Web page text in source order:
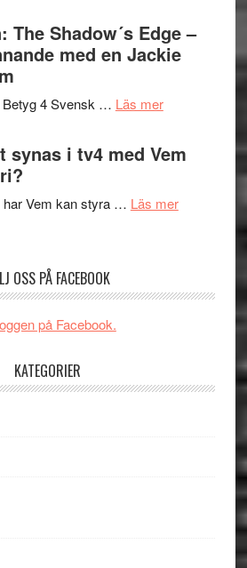
Pöntinen
avslutar
in
till
och
The Shadow´s Edge –
med en Jackie
Betyg 4 Svensk … Läs merom
Shadow
Edge
spännande
synas i tv4 med Vem
har Vem kan styra … Läs merom
kan
OSS PÅ FACEBOOK
på Facebook.
KATEGORIER